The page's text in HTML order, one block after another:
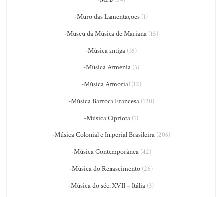
-Muro das Lamentações (1)
-Museu da Música de Mariana(15)
-Música antiga (16)
-Música Armênia(3)
-Música Armorial(12)
-Música Barroca Francesa(120)
-Música Cipriota (1)
-Música Colonial e Imperial Brasileira(206)
-Música Contemporânea(42)
-Música do Renascimento (26)
-Música do séc. XVII – Itália (3)